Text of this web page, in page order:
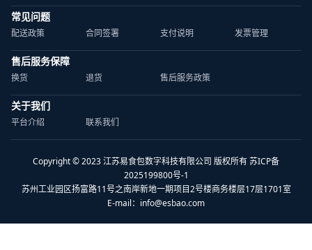
常见问题
配送政策 合同签署 支付说明 发票管理
售后服务保障
换货 退货 售后服务政策
关于我们
平台介绍 联系我们
Copyright © 2023 江苏易食包数字科技有限公司 版权所有 苏ICP备
2025199800号-1
苏州工业园区扬富路11号之南岸新地一期项目2号楼商务楼层17层1701室
E-mail： info@esbao.com